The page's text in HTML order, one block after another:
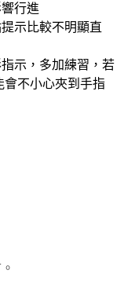
行進
示比較不明顯直
示，多加練習，若
會不小心夾到手指